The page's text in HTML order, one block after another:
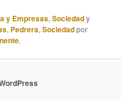
y Empresas,Sociedady
, Pedrera,Sociedadpor
.